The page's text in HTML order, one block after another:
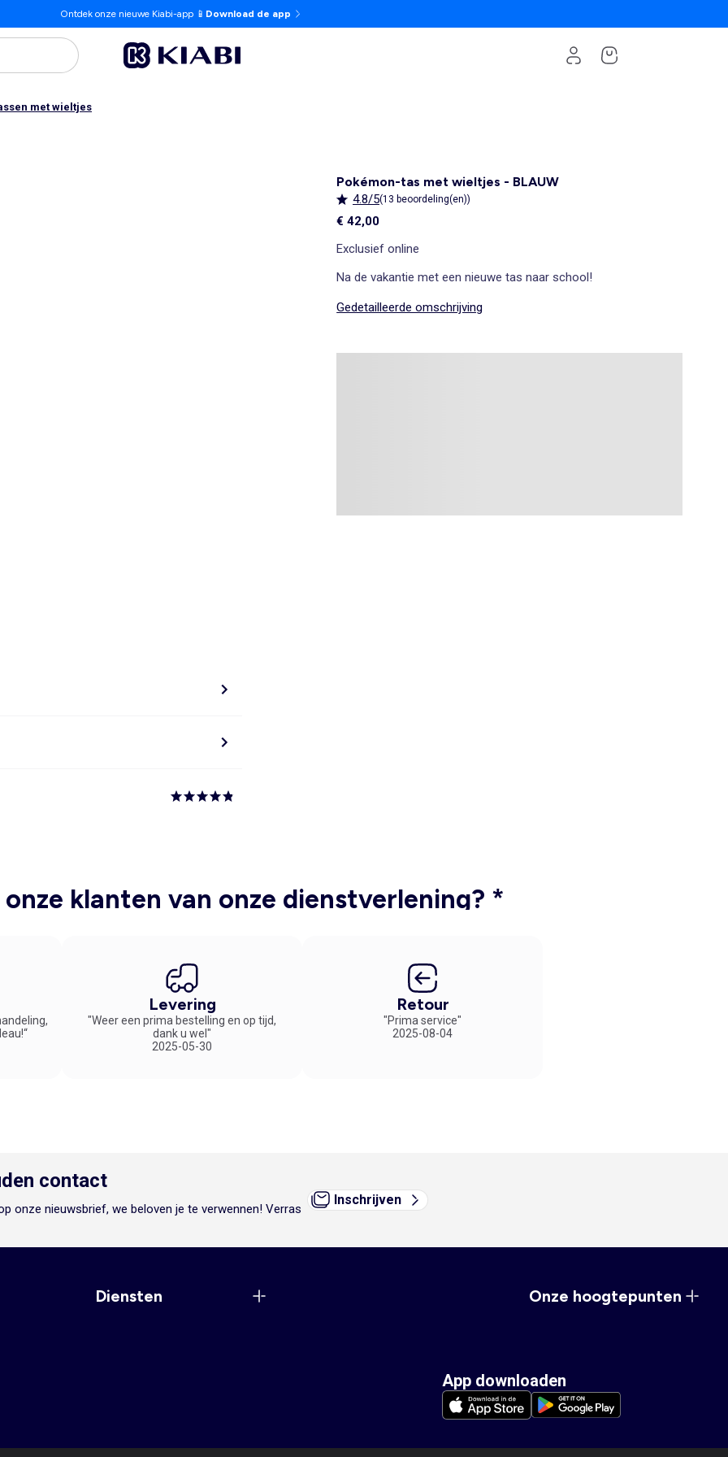
Ontdek onze nieuwe Kiabi-app 📱 Download de app
met wieltjes
Pokémon-tas met wieltjes - BLAUW
4.8/5(13 beoordeling(en))
€ 42,00
Exclusief online
Na de vakantie met een nieuwe tas naar school!
Gedetailleerde omschrijving
klanten van onze dienstverlening? *
Levering
"Weer een prima bestelling en op tijd,
dank u wel"
2025-05-30
Retour
"Prima service"
2025-08-04
contact
onze nieuwsbrief, we beloven je te verwennen! Verras
Inschrijven
Diensten Onze hoogtepunten
App downloaden